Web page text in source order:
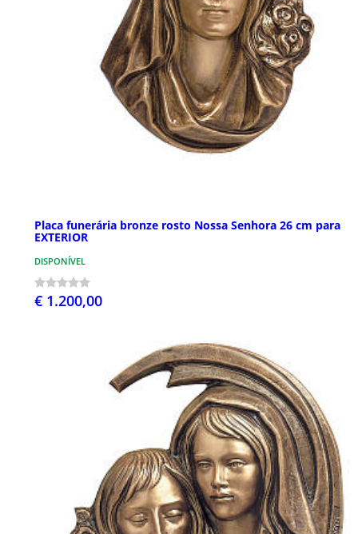
Placa funerária bronze rosto Nossa Senhora 26 cm para
EXTERIOR
DISPONÍVEL
€ 1.200,00